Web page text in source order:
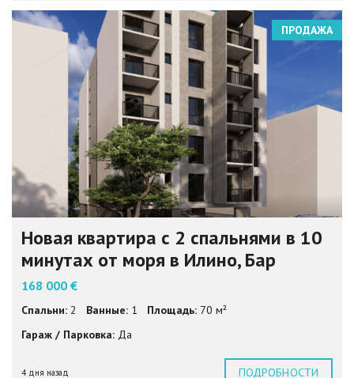
ПРОДАЖА
Новая квартира с 2 спальнями в 10
минутах от моря в Илино, Бар
168 000 €
Спальни: 2 Ванные: 1 Площадь: 70 м²
Гараж / Парковка: Да
4 дня назад ПОДРОБНОСТИ